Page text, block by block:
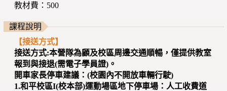
教材費：500
課程說明
【接送方式】
接送方式:本營隊為顧及校區周邊交通順暢，僅提供教室
報到與接退(需電子學員證)。
開車家長停車建議：(校園內不開放車輛行駛)
1.和平校區I(校本部)運動場區地下停車場：人工收費道